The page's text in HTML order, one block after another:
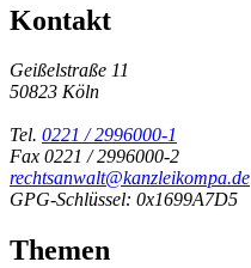
Kontakt
Geißelstraße 11
50823 Köln
Tel. 0221 / 2996000-1
Fax 0221 / 2996000-2
rechtsanwalt@kanzleikompa.de
GPG-Schlüssel: 0x1699A7D5
Themen